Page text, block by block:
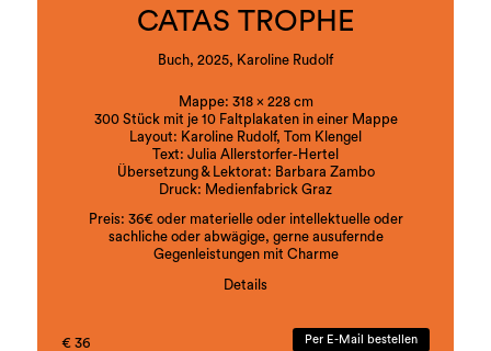
poetisch wie performativ erfahrbar.
CATAS TROPHE
Buch, 2025, Karoline Rudolf
Mappe: 318 x 228 cm
300 Stück mit je 10 Faltplakaten in einer Mappe
Layout: Karoline Rudolf, Tom Klengel
Text: Julia Allerstorfer-Hertel
Übersetzung & Lektorat: Barbara Zambo
Druck: Medienfabrick Graz
Preis: 36€ oder materielle oder intellektuelle oder
sachliche oder abwägige, gerne ausufernde
Gegenleistungen mit Charme
Details
€ 36 Per E-Mail bestellen